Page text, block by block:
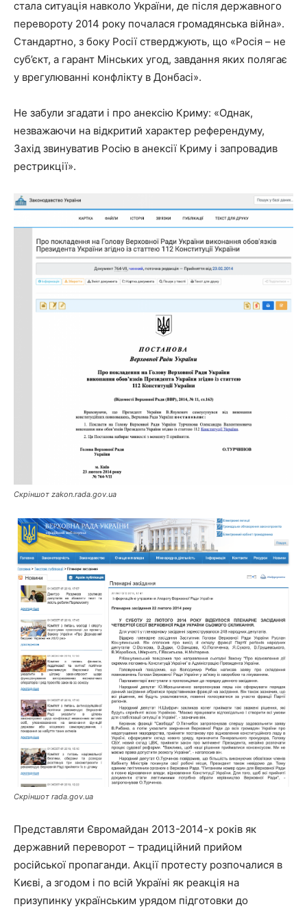
стала ситуація навколо України, де після державного
перевороту 2014 року почалася громадянська війна».
Стандартно, з боку Росії стверджують, що «Росія – не
суб’єкт, а гарант Мінських угод, завдання яких полягає
у врегулюванні конфлікту в Донбасі».
Не забули згадати і про анексію Криму: «Однак,
незважаючи на відкритий характер референдуму,
Захід звинуватив Росію в анексії Криму і запровадив
рестрикції».
Скріншот zakon.rada.gov.ua
Скріншот rada.gov.ua
Представляти Євромайдан 2013-2014-х років як
державний переворот – традиційний прийом
російської пропаганди. Акції протесту розпочалися в
Києві, а згодом і по всій Україні як реакція на
призупинку українським урядом підготовки до